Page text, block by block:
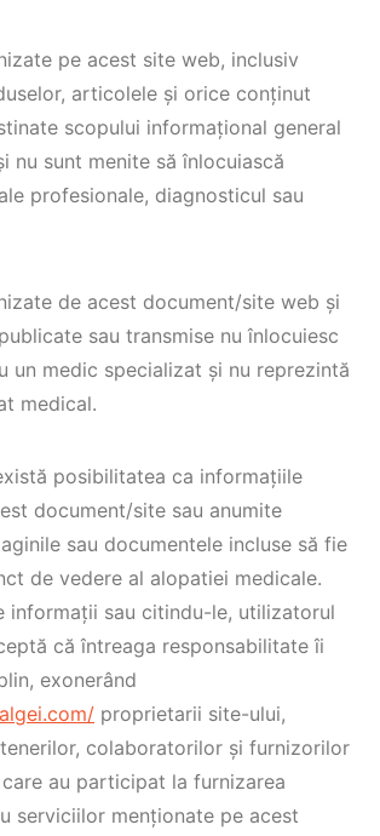
pe acest site web, inclusiv
articolele și orice conținut
scopului informațional general
nu sunt menite să înlocuiască
profesionale, diagnosticul sau
de acest document/site web și
sau transmise nu înlocuiesc
un medic specializat și nu reprezintă
medical.
posibilitatea ca informațiile
document/site sau anumite
sau documentele incluse să fie
de vedere al alopatiei medicale.
informații sau citindu-le, utilizatorul
că întreaga responsabilitate îi
exonerând
proprietarii site-ului,
colaboratorilor și furnizorilor
au participat la furnizarea
serviciilor menționate pe acest